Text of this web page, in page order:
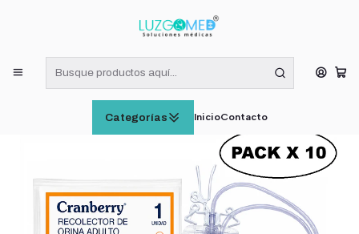
Categorías InicioContacto
¡RECIBE HOY! COMPRAS DE LUNES A VIERNES HASTA LAS 16:00
Inicio
INSUMOS MÉDICOS
Bolsa Recolector Orina Adulto Premium Cranberry 2 Lit Pack x
10